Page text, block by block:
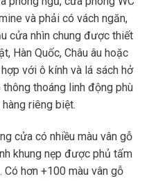
và phải có vách ngăn,
cửa nhìn chung được thiết
Hàn Quốc, Châu âu hoặc
với ô kính và lá sách hở
thoáng linh động phù
riêng biệt.
cửa có nhiều màu vân gỗ
khung nẹp được phủ tấm
hơn +100 màu vân gỗ